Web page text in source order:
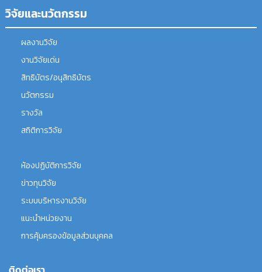
วิจัยและนวัตกรรม
ผลงานวิจัย
งานวิจัยเด่น
สิทธิบัตร/อนุสิทธิบัตร
นวัตกรรม
รางวัล
สถิติการวิจัย
ห้องปฏิบัติการวิจัย
ข่าวทุนวิจัย
ระบบบริหารงานวิจัย
แนะนำหน่วยงาน
การคุ้มครองข้อมูลส่วนบุคคล